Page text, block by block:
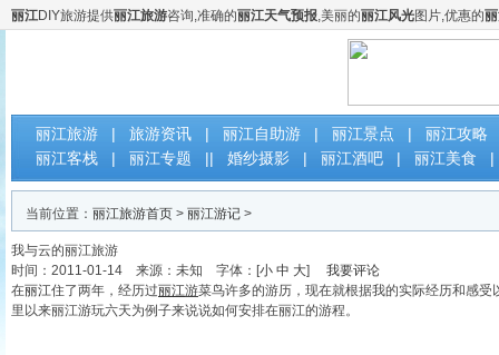
丽江DIY旅游提供丽江旅游咨询,准确的丽江天气预报,美丽的丽江风光图片,优惠的
云南丽江DIY自助旅游网
丽江旅游 | 旅游资讯 | 丽江自助游 | 丽江景点 |
丽江攻略
丽江客栈
| 丽江专题 || 婚纱摄影 | 丽江酒吧 | 丽江美食 |
当前位置： 丽江旅游首页 > 丽江游记 >
我与云的丽江旅游
时间：2011-01-14 来源：未知 字体：[小 中 大] 我要评论
在丽江住了两年，经历过丽江游菜鸟许多的游历，现在就根据我的实际经历和感受
里以来丽江游玩六天为例子来说说如何安排在丽江的游程。